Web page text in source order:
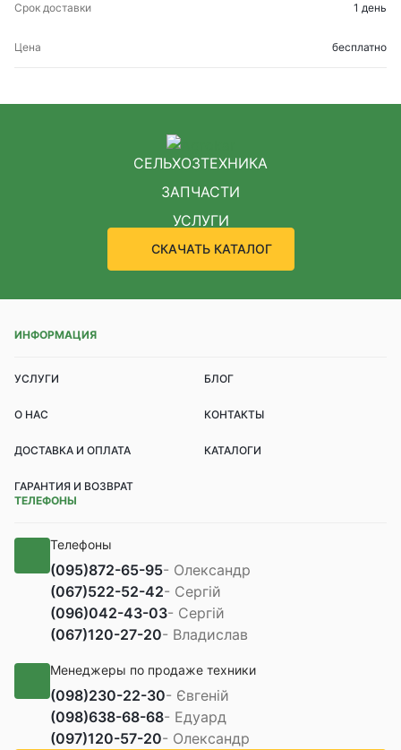
1 день
бесплатно
СЕЛЬХОЗТЕХНИКА
ЗАПЧАСТИ
УСЛУГИ
СКАЧАТЬ КАТАЛОГ
ИНФОРМАЦИЯ
УСЛУГИ БЛОГ
О НАС КОНТАКТЫ
ДОСТАВКА И ОПЛАТА КАТАЛОГИ
ГАРАНТИЯ И ВОЗВРАТ
ТЕЛЕФОНЫ
Телефоны
(095)872-65-95- Олександр
(067)522-52-42- Сергій
(096)042-43-03- Сергій
(067)120-27-20- Владислав
Менеджеры по продаже техники
(098)230-22-30- Євгеній
(098)638-68-68- Едуард
(097)120-57-20- Олександр